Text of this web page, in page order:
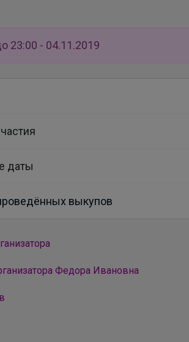
23:00 - 04.11.2019
даты
выкупов
Федора Ивановна